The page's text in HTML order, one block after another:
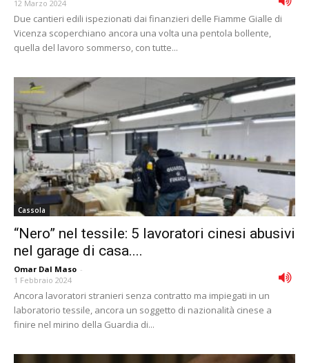
12 Marzo 2024
Due cantieri edili ispezionati dai finanzieri delle Fiamme Gialle di
Vicenza scoperchiano ancora una volta una pentola bollente,
quella del lavoro sommerso, con tutte...
Cassola
“Nero” nel tessile: 5 lavoratori cinesi abusivi
nel garage di casa....
Omar Dal Maso -
1 Febbraio 2024
Ancora lavoratori stranieri senza contratto ma impiegati in un
laboratorio tessile, ancora un soggetto di nazionalità cinese a
finire nel mirino della Guardia di...